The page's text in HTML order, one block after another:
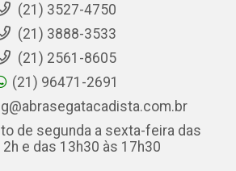
(21) 3527-4750
(21) 3888-3533
(21) 2561-8605
(21) 96471-2691
de segunda a sexta-feira das
e das 13h30 às 17h30